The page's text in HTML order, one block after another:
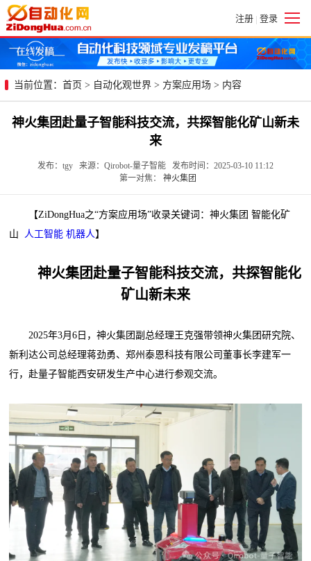
注册 | 登录
当前位置： 首页 > 自动化观世界 > 方案应用场 > 内容
神火集团赴量子智能科技交流，共探智能化矿山新未
来
发布：tgy 来源：Qirobot-量子智能 发布时间：2025-03-10 11:12
第一对焦： 神火集团
【ZiDongHua之“方案应用场”收录关键词：神火集团 智能化矿
山
人工智能 机器人 】
神火集团赴量子智能科技交流，共探智能化
矿山新未来
2025年3月6日，神火集团副总经理王克强带领神火集团研究院、
新利达公司总经理蒋劲勇、郑州泰恩科技有限公司董事长李建军一
行，赴量子智能西安研发生产中心进行参观交流。